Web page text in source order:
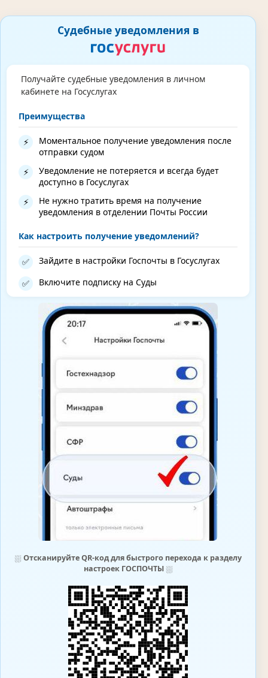
Судебные уведомления в
Получайте судебные уведомления в личном
кабинете на Госуслугах
Преимущества
⚡
Моментальное получение уведомления после
отправки судом
⚡
Уведомление не потеряется и всегда будет
доступно в Госуслугах
⚡
Не нужно тратить время на получение
уведомления в отделении Почты России
Как настроить получение уведомлений?
✅ Зайдите в настройки Госпочты в Госуслугах
✅ Включите подписку на Суды
⛆ Отсканируйте QR-код для быстрого перехода к разделу
настроек ГОСПОЧТЫ⛆